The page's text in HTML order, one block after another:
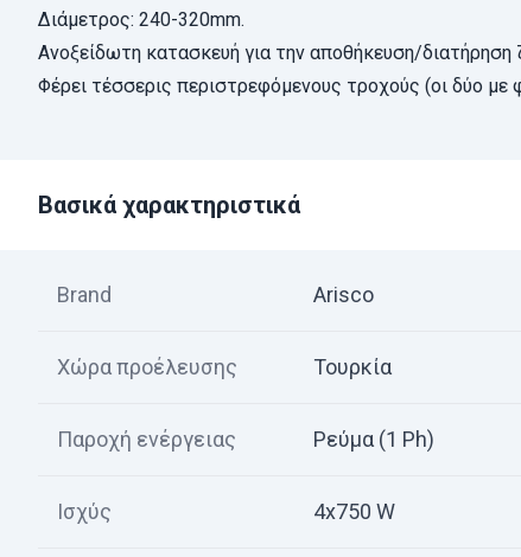
Διάμετρος: 240-320mm.
Ανοξείδωτη κατασκευή για την αποθήκευση/
Φέρει τέσσερις περιστρεφόμενους τροχούς (οι δύο με
Βασικά χαρακτηριστικά
Brand Arisco
Χώρα προέλευσης Τουρκία
Παροχή ενέργειας Ρεύμα (1 Ph)
Ισχύς 4x750 W